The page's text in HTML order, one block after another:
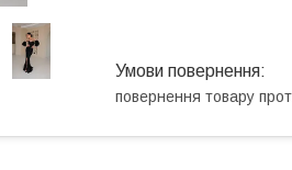
повернення товару